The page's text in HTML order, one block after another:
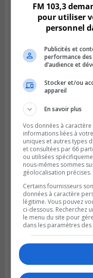
SAINT-CONSTANT
Publié le 4 août 2026 à
Saint-Constant
convention
SAINT-LAMBERT
Publié le 4 août 2026 à
Une conseillère
développement
FM 103,3
pour utiliser
personnel
Publicités et
performance
d’audience et
Stocker et/ou
appareil
En savoir plus
Vos données à
informations liées à
uniques et autres types
et consultées par 66
ou utilisées
nous-mêmes sommes
géolocalisation précises.
Certains fournisseurs
données à caractère
légitime. Vous pouvez
ci-dessous. Recherchez
le menu du site pour
dans les paramètres